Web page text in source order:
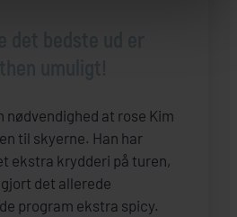
nødvendighed at rose Kim
til skyerne. Han har
ekstra krydderi på turen,
det allerede
program ekstra spicy.